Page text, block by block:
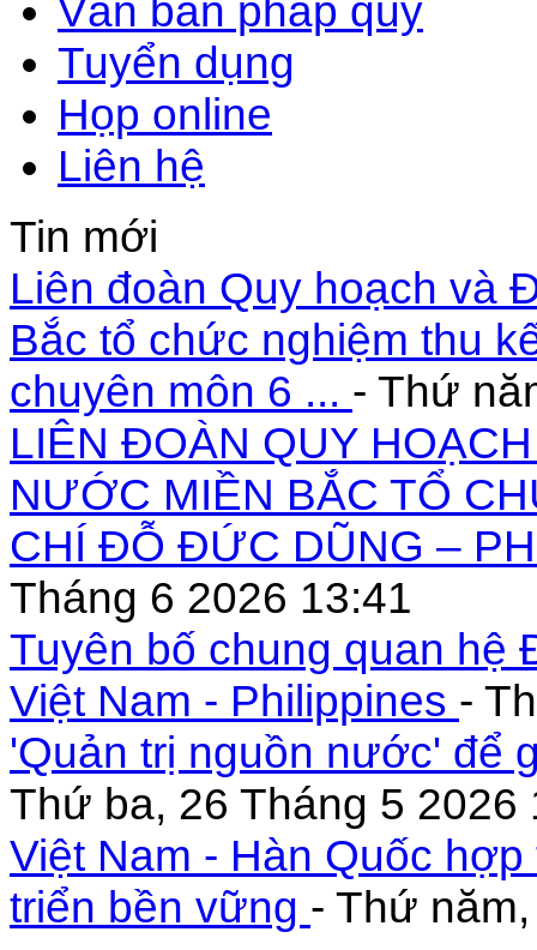
Văn bản pháp quy
Tuyển dụng
Họp online
Liên hệ
Tin mới
Liên đoàn Quy hoạch và
Bắc tổ chức nghiệm thu
chuyên môn 6 ... - Thứ
LIÊN ĐOÀN QUY
NƯỚC MIỀN BẮC TỔ
CHÍ ĐỖ ĐỨC DŨNG –
Tháng 6 2026 13:41
Tuyên bố chung quan
Việt Nam - Philippines -
'Quản trị nguồn nước' để
Thứ ba, 26 Tháng 5 2026
Việt Nam - Hàn Quốc
triển bền vững - Thứ